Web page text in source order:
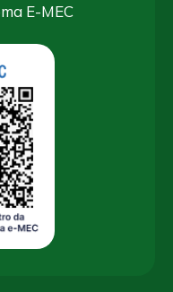
E-MEC